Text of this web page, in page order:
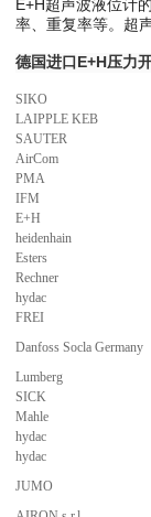
E+H超声波液位计
率、重复率等。超
德国进口E+H压力
SIKO
LAIPPLE KEB
SAUTER
AirCom
PMA
IFM
E+H
heidenhain
Esters
Rechner
hydac
FREI
Danfoss Socla Germany
Lumberg
SICK
Mahle
hydac
hydac
JUMO